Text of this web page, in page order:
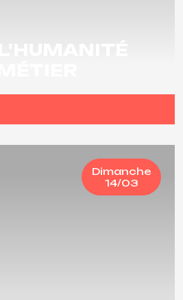
Dimanche
14/03